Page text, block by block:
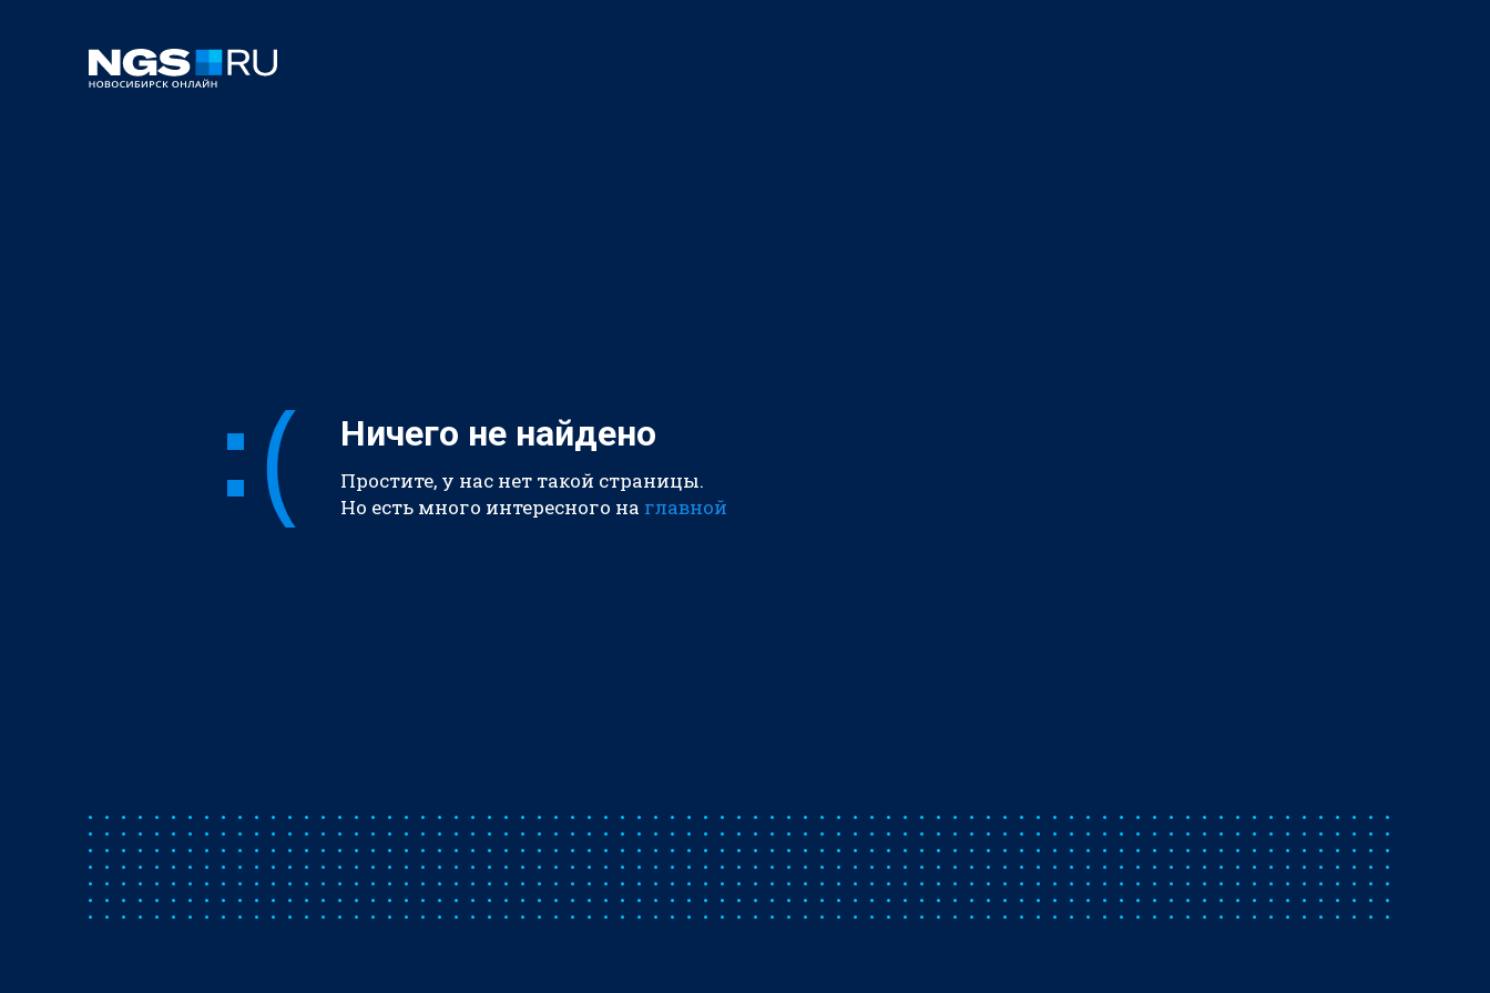
Ничего не найдено
Простите, у нас нет такой страницы.
Но есть много интересного на главной